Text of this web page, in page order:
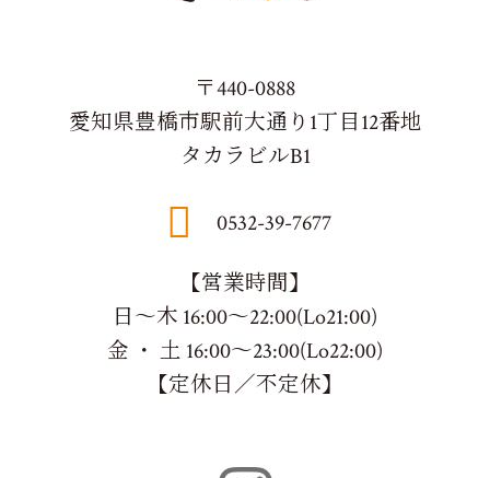
〒440-0888
愛知県豊橋市駅前大通り1丁目12番地
タカラビルB1
0532-39-7677
【営業時間】
日～木 16:00～22:00(Lo21:00)
金 ・ 土 16:00～23:00(Lo22:00)
【定休日／不定休】